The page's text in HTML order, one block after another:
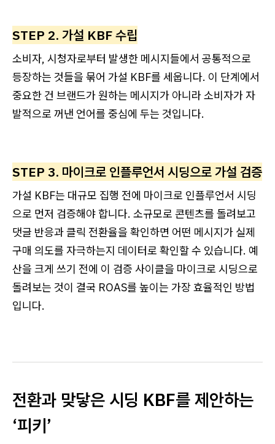
STEP 2. 가설 KBF 수립
소비자, 시청자로부터 발생한 메시지들에서 공통적으로
등장하는 것들을 묶어 가설 KBF를 세웁니다. 이 단계에서
중요한 건 브랜드가 원하는 메시지가 아니라 소비자가 자
발적으로 꺼낸 언어를 중심에 두는 것입니다.
STEP 3. 마이크로 인플루언서 시딩으로 가설 검증
가설 KBF는 대규모 집행 전에 마이크로 인플루언서 시딩
으로 먼저 검증해야 합니다. 소규모로 콘텐츠를 돌려보고
댓글 반응과 클릭 전환율을 확인하면 어떤 메시지가 실제
구매 의도를 자극하는지 데이터로 확인할 수 있습니다. 예
산을 크게 쓰기 전에 이 검증 사이클을 마이크로 시딩으로
돌려보는 것이 결국 ROAS를 높이는 가장 효율적인 방법
입니다.
전환과 맞닿은 시딩 KBF를 제안하는
‘피키’